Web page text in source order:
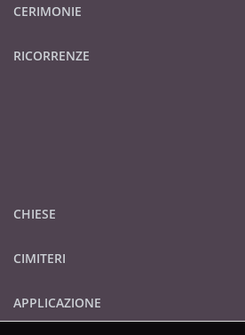
CERIMONIE
RICORRENZE
CHIESE
CIMITERI
APPLICAZIONE